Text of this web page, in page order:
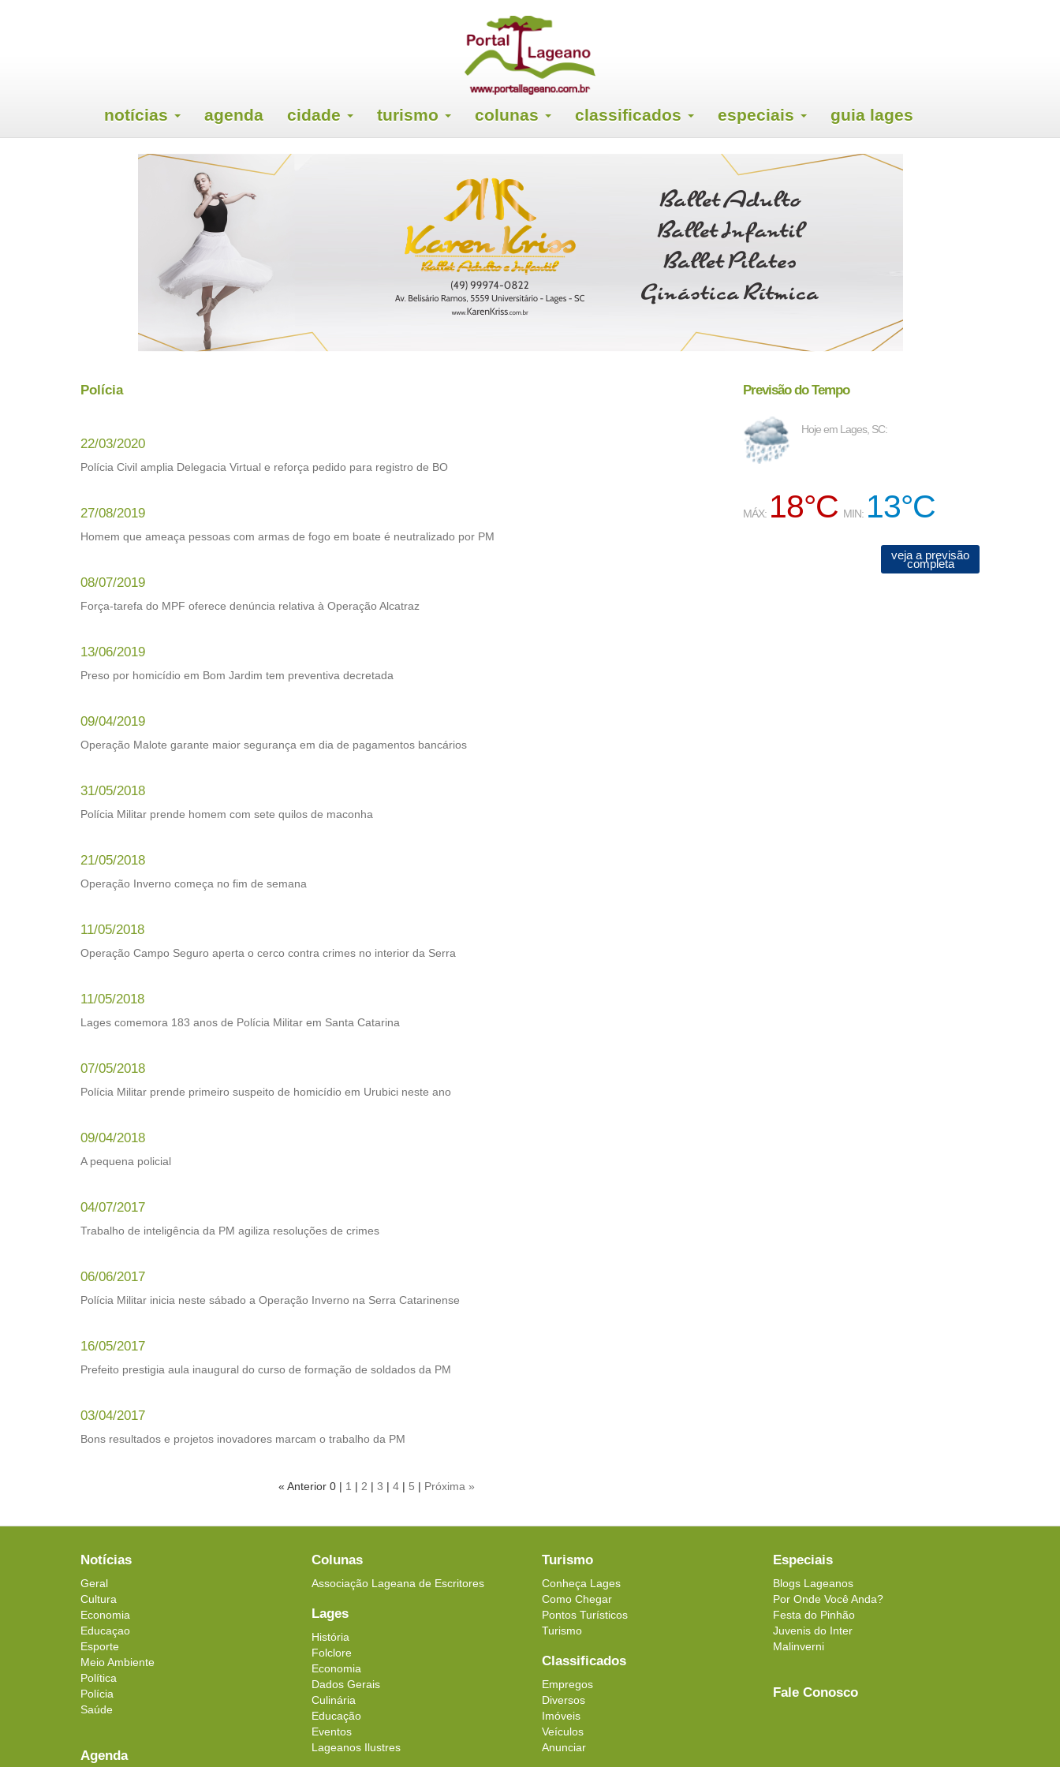
notícias agenda cidade turismo colunas classificados especiais guia lages
Polícia
22/03/2020
Polícia Civil amplia Delegacia Virtual e reforça pedido para registro de BO
27/08/2019
Homem que ameaça pessoas com armas de fogo em boate é neutralizado por PM
08/07/2019
Força-tarefa do MPF oferece denúncia relativa à Operação Alcatraz
13/06/2019
Preso por homicídio em Bom Jardim tem preventiva decretada
09/04/2019
Operação Malote garante maior segurança em dia de pagamentos bancários
31/05/2018
Polícia Militar prende homem com sete quilos de maconha
21/05/2018
Operação Inverno começa no fim de semana
11/05/2018
Operação Campo Seguro aperta o cerco contra crimes no interior da Serra
11/05/2018
Lages comemora 183 anos de Polícia Militar em Santa Catarina
07/05/2018
Polícia Militar prende primeiro suspeito de homicídio em Urubici neste ano
09/04/2018
A pequena policial
04/07/2017
Trabalho de inteligência da PM agiliza resoluções de crimes
06/06/2017
Polícia Militar inicia neste sábado a Operação Inverno na Serra Catarinense
16/05/2017
Prefeito prestigia aula inaugural do curso de formação de soldados da PM
03/04/2017
Bons resultados e projetos inovadores marcam o trabalho da PM
« Anterior 0 | 1 | 2 | 3 | 4| 5 | Próxima »
Previsão do Tempo
Hoje em Lages, SC:
MÁX: 18°C MIN: 13°C
veja a previsão
completa
Notícias
Geral
Cultura
Economia
Educaçao
Esporte
Meio Ambiente
Política
Polícia
Saúde
Agenda
Colunas
Associação Lageana de Escritores
Lages
História
Folclore
Economia
Dados Gerais
Culinária
Educação
Eventos
Lageanos Ilustres
Turismo
Conheça Lages
Como Chegar
Pontos Turísticos
Turismo
Classificados
Empregos
Diversos
Imóveis
Veículos
Anunciar
Especiais
Blogs Lageanos
Por Onde Você Anda?
Festa do Pinhão
Juvenis do Inter
Malinverni
Fale Conosco